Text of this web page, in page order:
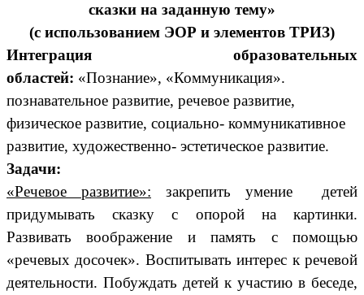
сказки на заданную тему»
(с использованием ЭОР и элементов ТРИЗ)
Интеграция образовательных
областей: «Познание», «Коммуникация».
познавательное развитие, речевое развитие,
физическое развитие, социально- коммуникативное
развитие, художественно- эстетическое развитие.
Задачи:
«Речевое развитие»: закрепить умение детей
придумывать сказку с опорой на картинки.
Развивать воображение и память с помощью
«речевых досочек». Воспитывать интерес к речевой
деятельности. Побуждать детей к участию в беседе,